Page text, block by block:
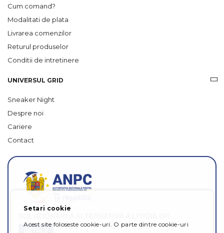
Cum comand?
Modalitati de plata
Livrarea comenzilor
Returul produselor
Conditii de intretinere
UNIVERSUL GRID
Sneaker Night
Despre noi
Cariere
Contact
Setari cookie
Acest site foloseste cookie-uri. O parte dintre cookie-uri